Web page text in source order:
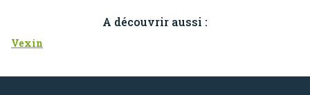
A découvrir aussi :
Vexin